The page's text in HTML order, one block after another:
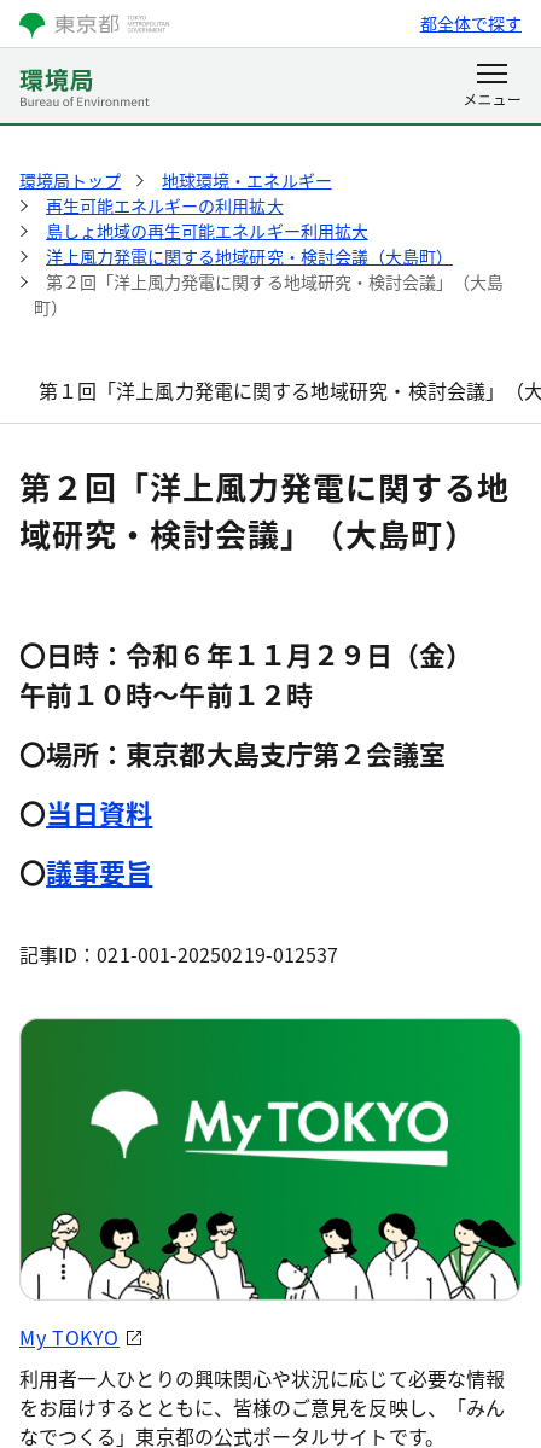
都全体で探す
環境局トップ
地球環境・エネルギー
再生可能エネルギーの利用拡大
島しょ地域の再生可能エネルギー利用拡大
洋上風力発電に関する地域研究・検討会議（大島町）
第２回「洋上風力発電に関する地域研究・検討会議」（大島
町）
第１回「洋上風力発電に関する地域研究・検討会議」（
第２回「洋上風力発電に関する地
域研究・検討会議」（大島町）
〇日時：令和６年１１月２９日（金）
午前１０時～午前１２時
〇場所：東京都大島支庁第２会議室
〇当日資料
〇議事要旨
記事ID：021-001-20250219-012537
My TOKYO
利用者一人ひとりの興味関心や状況に応じて必要な情報
をお届けするとともに、皆様のご意見を反映し、「みん
なでつくる」東京都の公式ポータルサイトです。